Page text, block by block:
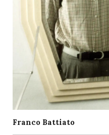
Franco Battiato